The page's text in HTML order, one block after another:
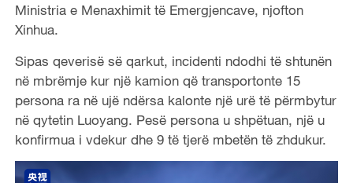
Ministria e Menaxhimit të Emergjencave, njofton
Xinhua.
Sipas qeverisë së qarkut, incidenti ndodhi të shtunën
në mbrëmje kur një kamion që transportonte 15
persona ra në ujë ndërsa kalonte një urë të përmbytur
në qytetin Luoyang. Pesë persona u shpëtuan, një u
konfirmua i vdekur dhe 9 të tjerë mbetën të zhdukur.